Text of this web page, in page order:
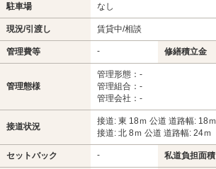
駐車場 なし
現況/引渡し 賃貸中/相談
管理費等 - 修繕積立金
管理態様
管理形態：-
管理組合：-
管理会社：-
接道状況
接道: 東 18ｍ 公道 道路幅: 18ｍ
接道: 北 8ｍ 公道 道路幅: 24ｍ
セットバック - 私道負担面積